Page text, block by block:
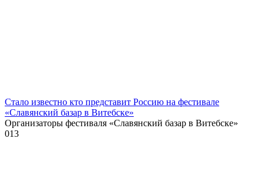
Стало известно кто представит Россию на фестивале
«Славянский базар в Витебске»
Организаторы фестиваля «Славянский базар в Витебске»
013